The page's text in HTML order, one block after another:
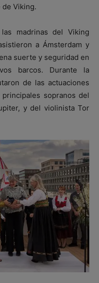
Viking.
madrinas del Viking
a Ámsterdam y
suerte y seguridad en
barcos. Durante la
de las actuaciones
sopranos del
y del violinista Tor